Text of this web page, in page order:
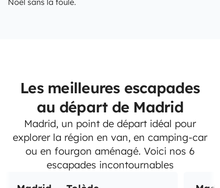
Noël sans la foule.
Les meilleures escapades
au départ de Madrid
Madrid, un point de départ idéal pour
explorer la région en van, en camping-car
ou en fourgon aménagé. Voici nos 6
escapades incontournables